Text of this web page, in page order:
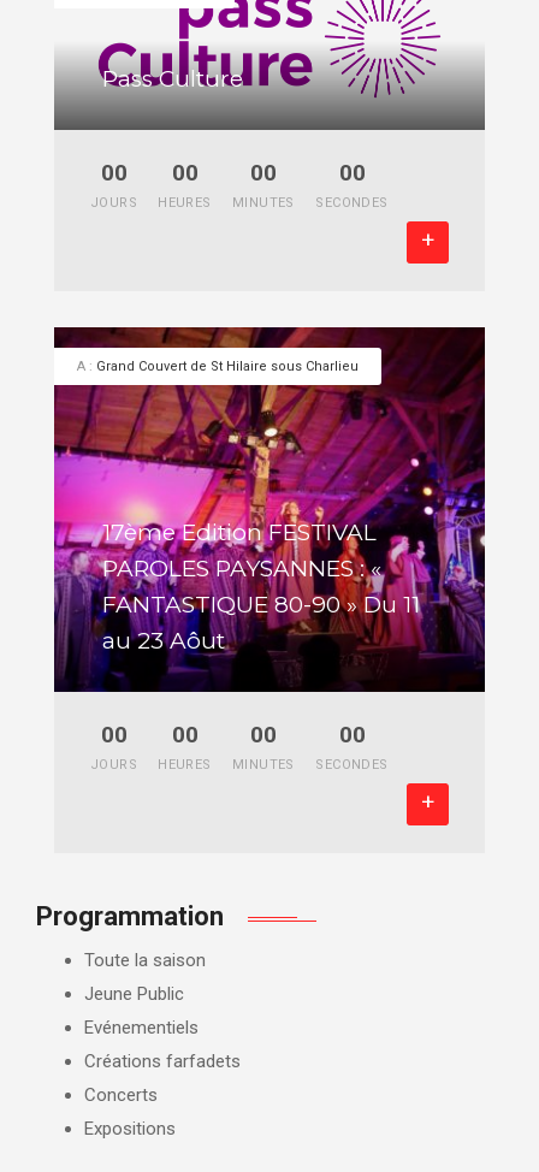
Pass Culture
00
JOURS
00
HEURES
00
MINUTES
00
SECONDES
+
A : Grand Couvert de St Hilaire sous Charlieu
17ème Edition FESTIVAL
PAROLES PAYSANNES : «
FANTASTIQUE 80-90 » Du 11
au 23 Aôut
00
JOURS
00
HEURES
00
MINUTES
00
SECONDES
+
Programmation
Toute la saison
Jeune Public
Evénementiels
Créations farfadets
Concerts
Expositions